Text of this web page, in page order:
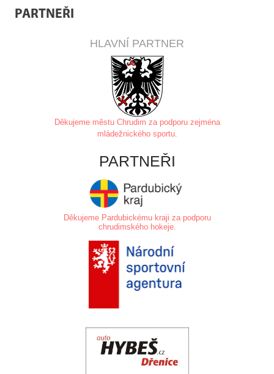
PARTNEŘI
HLAVNÍ PARTNER
Děkujeme městu Chrudim za podporu zejména
mládežnického sportu.
PARTNEŘI
Děkujeme Pardubickému kraji za podporu
chrudimského hokeje.